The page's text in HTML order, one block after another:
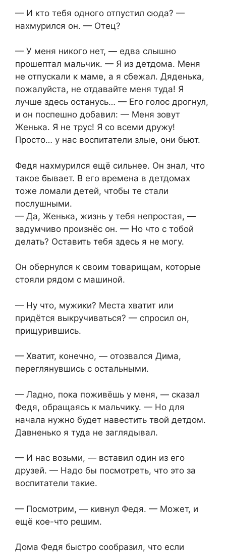
— И кто тебя одного отпустил сюда? —
нахмурился он. — Отец?
— У меня никого нет, — едва слышно
прошептал мальчик. — Я из детдома. Меня
не отпускали к маме, а я сбежал. Дяденька,
пожалуйста, не отдавайте меня туда! Я
лучше здесь останусь… — Его голос дрогнул,
и он поспешно добавил: — Меня зовут
Женька. Я не трус! Я со всеми дружу!
Просто… у нас воспитатели злые, они бьют.
Федя нахмурился ещё сильнее. Он знал, что
такое бывает. В его времена в детдомах
тоже ломали детей, чтобы те стали
послушными.
— Да, Женька, жизнь у тебя непростая, —
задумчиво произнёс он. — Но что с тобой
делать? Оставить тебя здесь я не могу.
Он обернулся к своим товарищам, которые
стояли рядом с машиной.
— Ну что, мужики? Места хватит или
придётся выкручиваться? — спросил он,
прищурившись.
— Хватит, конечно, — отозвался Дима,
переглянувшись с остальными.
— Ладно, пока поживёшь у меня, — сказал
Федя, обращаясь к мальчику. — Но для
начала нужно будет навестить твой детдом.
Давненько я туда не заглядывал.
— И нас возьми, — вставил один из его
друзей. — Надо бы посмотреть, что это за
воспитатели такие.
— Посмотрим, — кивнул Федя. — Может, и
ещё кое-что решим.
Дома Федя быстро сообразил, что если